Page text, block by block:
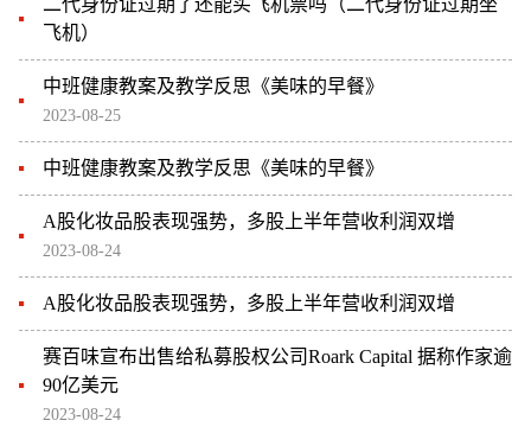
二代身份证过期了还能买飞机票吗（二代身份证过期坐
飞机）
中班健康教案及教学反思《美味的早餐》
2023-08-25
中班健康教案及教学反思《美味的早餐》
A股化妆品股表现强势，多股上半年营收利润双增
2023-08-24
A股化妆品股表现强势，多股上半年营收利润双增
赛百味宣布出售给私募股权公司Roark Capital 据称作家逾
90亿美元
2023-08-24